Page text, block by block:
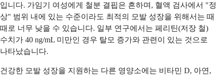
입니다. 가임기 여성에게 철분 결핍은 흔하며, 혈액 검사에서 "정
상" 범위 내에 있는 수준이라도 최적의 모발 성장을 위해서는 때
때로 너무 낮을 수 있습니다. 일부 연구에서는 페리틴(저장 철)
수치가 40 ng/mL 미만인 경우 탈모 증가와 관련이 있는 것으로
나타났습니다.
건강한 모발 성장을 지원하는 다른 영양소에는 비타민 D, 아연,